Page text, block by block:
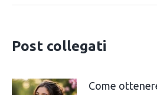
Post collegati
Come